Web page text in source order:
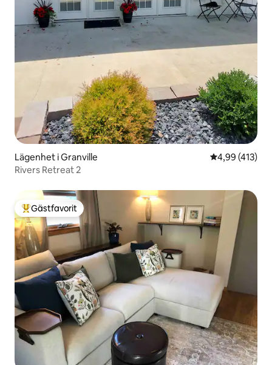
Lägenhet i Granville 4,99 av 5 i
4,99 (413)
Rivers Retreat 2
Populär gästfavorit
Gästfavorit